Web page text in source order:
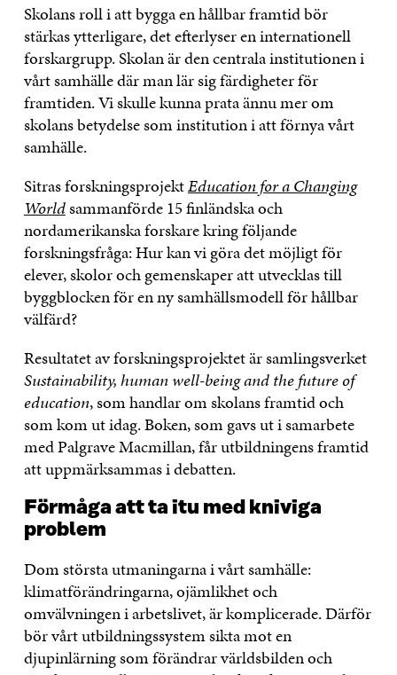
Skolans roll i att bygga en hållbar framtid bör
stärkas ytterligare, det efterlyser en internationell
forskargrupp. Skolan är den centrala institutionen i
vårt samhälle där man lär sig färdigheter för
framtiden. Vi skulle kunna prata ännu mer om
skolans betydelse som institution i att förnya vårt
samhälle.
Sitras forskningsprojektEducation for a Changing
Worldsammanförde 15 finländska och
nordamerikanska forskare kring följande
forskningsfråga: Hur kan vi göra det möjligt för
elever, skolor och gemenskaper att utvecklas till
byggblocken för en ny samhällsmodell för hållbar
välfärd?
Resultatet av forskningsprojektet är samlingsverket
Sustainability, human well-being and the future of
education, som handlar om skolans framtid och
som kom ut idag. Boken, som gavs ut i samarbete
med Palgrave Macmillan, får utbildningens framtid
att uppmärksammas i debatten.
Förmåga att ta itu med kniviga
problem
Dom största utmaningarna i vårt samhälle:
klimatförändringarna, ojämlikhet och
omvälvningen i arbetslivet, är komplicerade. Därför
bör vårt utbildningssystem sikta mot en
djupinlärning som förändrar världsbilden och